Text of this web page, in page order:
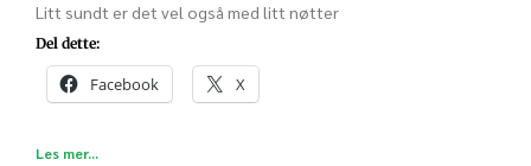
Litt sundt er det vel også med litt nøtter
Del dette:
Facebook X
Les mer...